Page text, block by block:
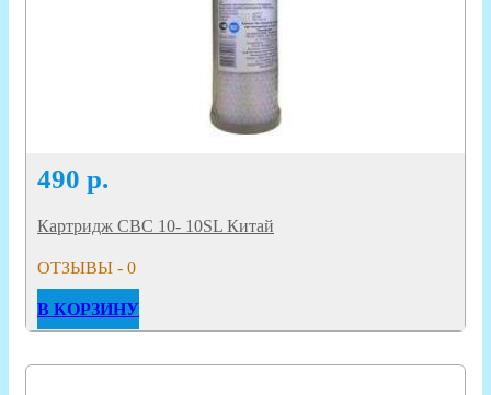
490 р.
Картридж CBC 10- 10SL Китай
ОТЗЫВЫ - 0
В КОРЗИНУ